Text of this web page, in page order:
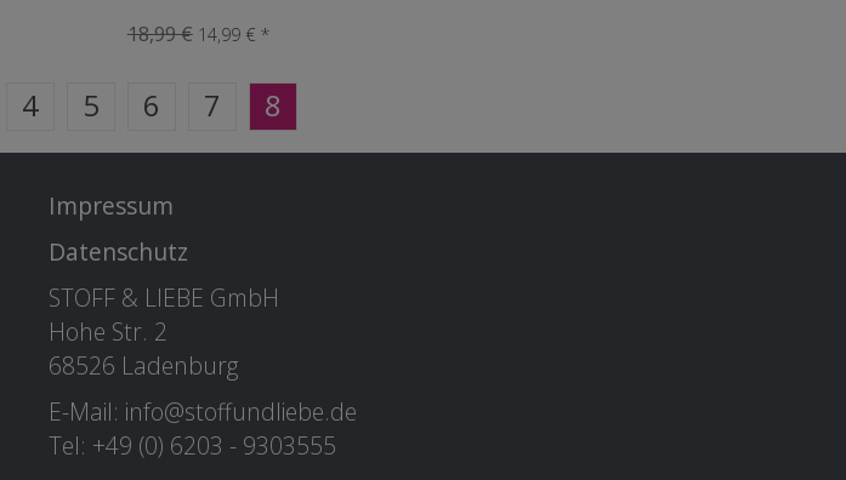
18,99 € 14,99 € *
4 5 6 7 8
Impressum
Datenschutz
STOFF & LIEBE GmbH
Hohe Str. 2
68526 Ladenburg
E-Mail: info@stoffundliebe.de
Tel: +49 (0) 6203 - 9303555